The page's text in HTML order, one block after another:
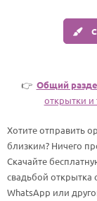
По именам
👉 Общий
открытки и
Хотите отправить
близким? Ничего
Скачайте
свадьбой открытка
WhatsApp или